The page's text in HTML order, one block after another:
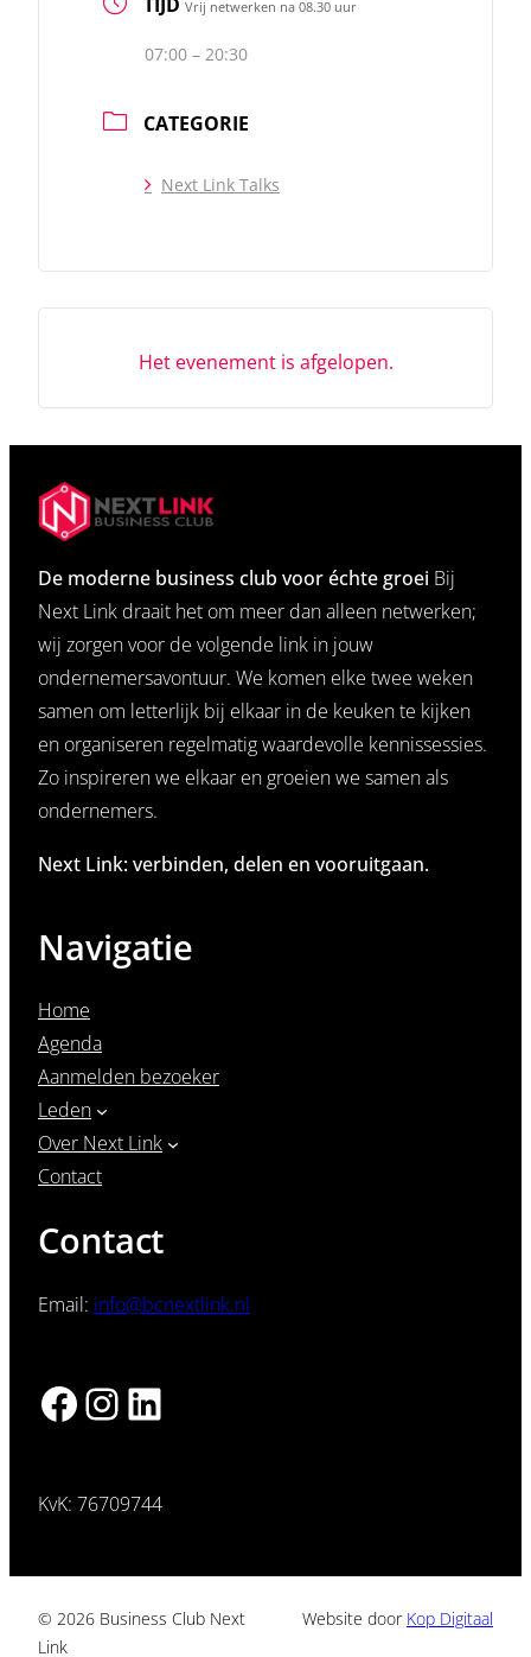
Vrij netwerken na 08.30 uur
07:00 – 20:30
CATEGORIE
Next Link Talks
Het evenement is afgelopen.
De moderne business club voor échte groei Bij
Next Link draait het om meer dan alleen netwerken;
wij zorgen voor de volgende link in jouw
ondernemersavontuur. We komen elke twee weken
samen om letterlijk bij elkaar in de keuken te kijken
en organiseren regelmatig waardevolle kennissessies.
Zo inspireren we elkaar en groeien we samen als
ondernemers.
Next Link: verbinden, delen en vooruitgaan.
Navigatie
Home
Agenda
Aanmelden bezoeker
Leden
Over Next Link
Contact
Contact
Email: info@bcnextlink.nl
Facebook InstagramLinkedIn
KvK: 76709744
© 2026 Business Club Next
Link
Website door Kop Digitaal